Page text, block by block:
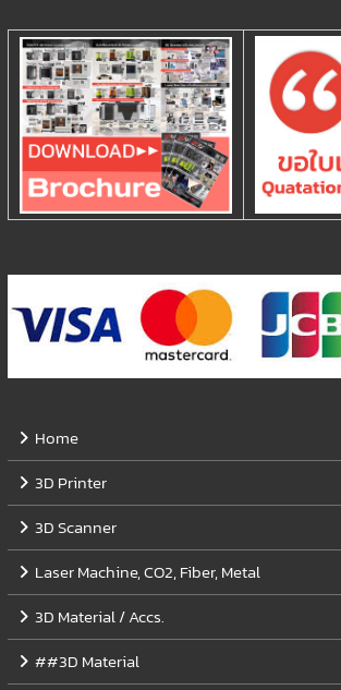
Home
3D Printer
3D Scanner
Laser Machine, CO2, Fiber, Metal
3D Material / Accs.
##3D Material